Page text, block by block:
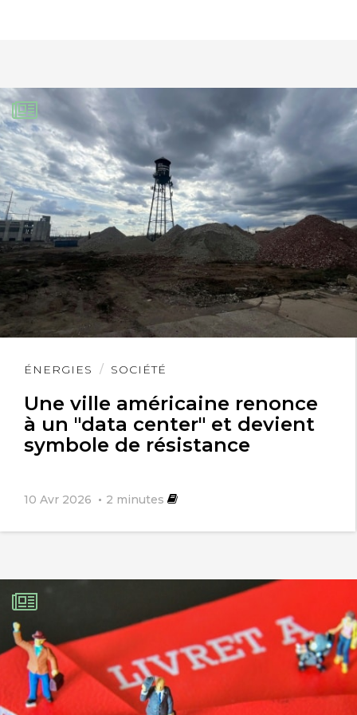
La jeunesse pour les vélos dans les |
BI...
17 octobre 2014
[…] Un jeune Espagnol est parvenu à ce
que 3 grandes villes du pays dont
Barcelone et Bilbao équipent leurs bus
de racks à vélo pour faciliter les
déplacements à bicyclette. […]
ÉNERGIES SOCIÉTÉ
Une ville américaine renonce
à un "data center" et devient
symbole de résistance
10 Avr 2026 2 minutes
Lire